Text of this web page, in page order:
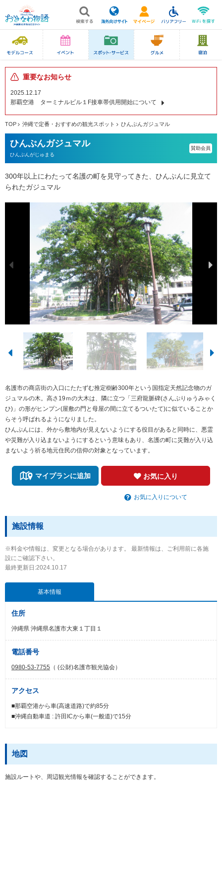
重要なお知らせ
2025.12.17
那覇空港 ターミナルビル１F接車帯供用開始について
TOP 沖縄で定番・おすすめの観光スポット ひんぷんガジュマル
ひんぷんガジュマル
ひんぷんがじゅまる
賛助会員
300年以上にわたって名護の町を見守ってきた、ひんぷんに見立て
られたガジュマル
名護市の商店街の入口にたたずむ推定樹齢300年という国指定天然記念物のガ
ジュマルの木。高さ19ｍの大木は、隣に立つ「三府龍脈碑(さんぷりゅうみゃく
ひ)」の形がヒンプン(屋敷の門と母屋の間に立てるついたて)に似ていることか
らそう呼ばれるようになりました。
ひんぷんには、外から敷地内が見えないようにする役目があると同時に、悪霊
や災難が入り込まないようにするという意味もあり、名護の町に災難が入り込
まないよう祈る地元住民の信仰の対象となっています。
マイプランに追加 お気に入り
お気に入りについて
施設情報
※料金や情報は、変更となる場合があります。 最新情報は、ご利用前に各施
設にご確認下さい。
最終更新日:2024.10.17
基本情報
住所
沖縄県 沖縄県名護市大東１丁目１
電話番号
0980-53-7755 （ (公財)名護市観光協会）
アクセス
■那覇空港から車(高速道路)で約85分
■沖縄自動車道 : 許田ICから車(一般道)で15分
地図
施設ルートや、周辺観光情報を確認することができます。